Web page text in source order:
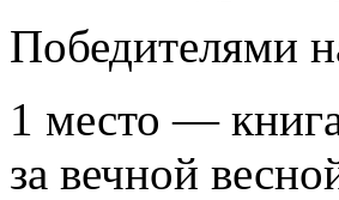
Победителями
1 место —
за вечной